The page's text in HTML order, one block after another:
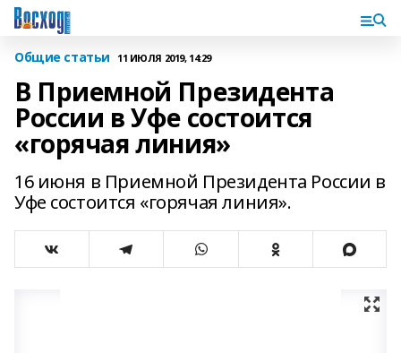
Общие статьи 11 ИЮЛЯ 2019, 14:29
В Приемной Президента
России в Уфе состоится
«горячая линия»
16 июня в Приемной Президента России в
Уфе состоится «горячая линия».